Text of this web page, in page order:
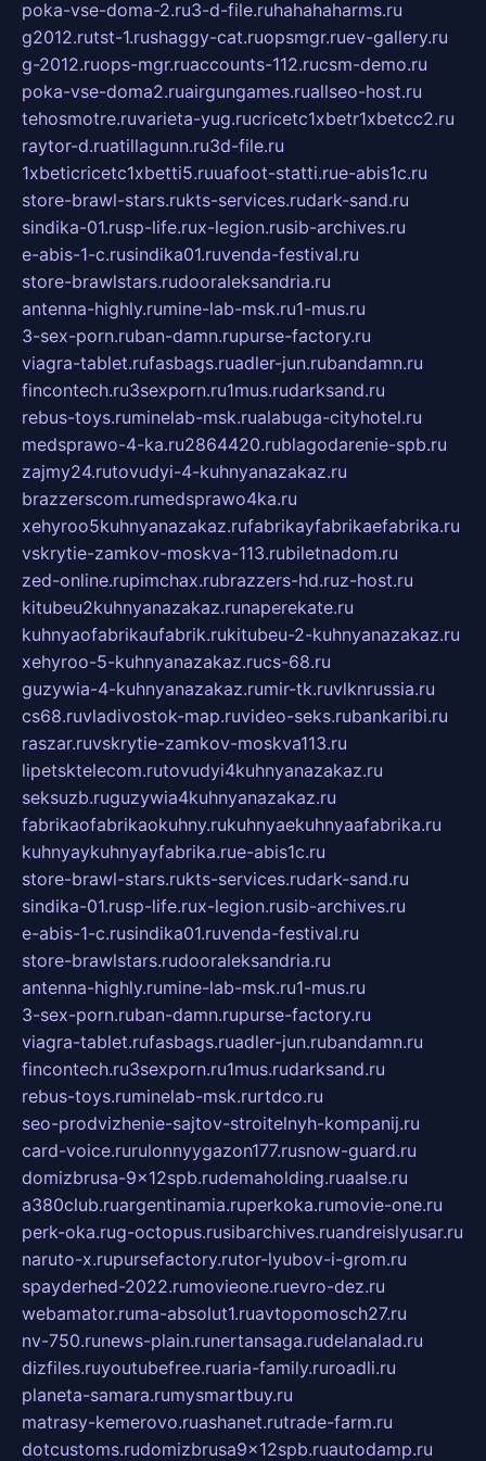
poka-vse-doma-2.ru3-d-file.ruhahahaharms.ru
g2012.rutst-1.rushaggy-cat.ruopsmgr.ruev-gallery.ru
g-2012.ruops-mgr.ruaccounts-112.rucsm-demo.ru
poka-vse-doma2.ruairgungames.ruallseo-host.ru
tehosmotre.ruvarieta-yug.rucricetc1xbetr1xbetcc2.ru
raytor-d.ruatillagunn.ru3d-file.ru
1xbeticricetc1xbetti5.ruuafoot-statti.rue-abis1c.ru
store-brawl-stars.rukts-services.rudark-sand.ru
sindika-01.rusp-life.rux-legion.rusib-archives.ru
e-abis-1-c.rusindika01.ruvenda-festival.ru
store-brawlstars.rudooraleksandria.ru
antenna-highly.rumine-lab-msk.ru1-mus.ru
3-sex-porn.ruban-damn.rupurse-factory.ru
viagra-tablet.rufasbags.ruadler-jun.rubandamn.ru
fincontech.ru3sexporn.ru1mus.rudarksand.ru
rebus-toys.ruminelab-msk.rualabuga-cityhotel.ru
medsprawo-4-ka.ru2864420.rublagodarenie-spb.ru
zajmy24.rutovudyi-4-kuhnyanazakaz.ru
brazzerscom.rumedsprawo4ka.ru
xehyroo5kuhnyanazakaz.rufabrikayfabrikaefabrika.ru
vskrytie-zamkov-moskva-113.rubiletnadom.ru
zed-online.rupimchax.rubrazzers-hd.ruz-host.ru
kitubeu2kuhnyanazakaz.runaperekate.ru
kuhnyaofabrikaufabrik.rukitubeu-2-kuhnyanazakaz.ru
xehyroo-5-kuhnyanazakaz.rucs-68.ru
guzywia-4-kuhnyanazakaz.rumir-tk.ruvlknrussia.ru
cs68.ruvladivostok-map.ruvideo-seks.rubankaribi.ru
raszar.ruvskrytie-zamkov-moskva113.ru
lipetsktelecom.rutovudyi4kuhnyanazakaz.ru
seksuzb.ruguzywia4kuhnyanazakaz.ru
fabrikaofabrikaokuhny.rukuhnyaekuhnyaafabrika.ru
kuhnyaykuhnyayfabrika.rue-abis1c.ru
store-brawl-stars.rukts-services.rudark-sand.ru
sindika-01.rusp-life.rux-legion.rusib-archives.ru
e-abis-1-c.rusindika01.ruvenda-festival.ru
store-brawlstars.rudooraleksandria.ru
antenna-highly.rumine-lab-msk.ru1-mus.ru
3-sex-porn.ruban-damn.rupurse-factory.ru
viagra-tablet.rufasbags.ruadler-jun.rubandamn.ru
fincontech.ru3sexporn.ru1mus.rudarksand.ru
rebus-toys.ruminelab-msk.rurtdco.ru
seo-prodvizhenie-sajtov-stroitelnyh-kompanij.ru
card-voice.rurulonnyygazon177.rusnow-guard.ru
domizbrusa-9x12spb.rudemaholding.ruaalse.ru
a380club.ruargentinamia.ruperkoka.rumovie-one.ru
perk-oka.rug-octopus.rusibarchives.ruandreislyusar.ru
naruto-x.rupursefactory.rutor-lyubov-i-grom.ru
spayderhed-2022.rumovieone.ruevro-dez.ru
webamator.ruma-absolut1.ruavtopomosch27.ru
nv-750.runews-plain.runertansaga.rudelanalad.ru
dizfiles.ruyoutubefree.ruaria-family.ruroadli.ru
planeta-samara.rumysmartbuy.ru
matrasy-kemerovo.ruashanet.rutrade-farm.ru
dotcustoms.rudomizbrusa9x12spb.ruautodamp.ru